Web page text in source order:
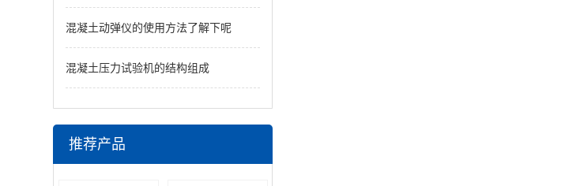
混凝土动弹仪的使用方法了解下呢
混凝土压力试验机的结构组成
推荐产品